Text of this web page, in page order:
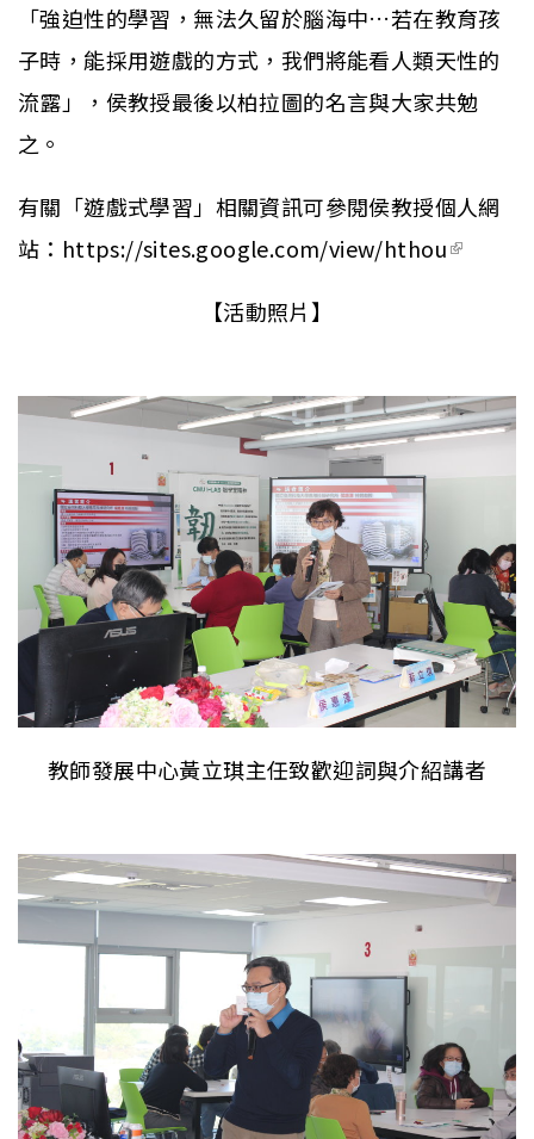
「強迫性的學習，無法久留於腦海中…若在教育孩
子時，能採用遊戲的方式，我們將能看人類天性的
流露」，侯教授最後以柏拉圖的名言與大家共勉
之。
有關「遊戲式學習」相關資訊可參閱侯教授個人網
站： https://sites.google.com/view/hthou(link is
【活動照片】
教師發展中心黃立琪主任致歡迎詞與介紹講者